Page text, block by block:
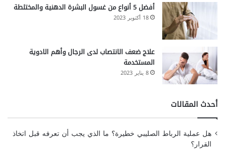
أفضل 5 أنواع من غسول البشرة الدهنية والمختلطة
18 أكتوبر 2023
علاج ضعف الانتصاب لدى الرجال وأهم الادوية
المستخدمة
8 يناير 2023
أحدث المقالات
هل عملية الرباط الصليبي خطيرة؟ ما الذي يجب أن تعرفه قبل اتخاذ
القرار؟